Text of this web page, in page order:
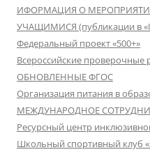
ИФОРМАЦИЯ О
УЧАЩИМИСЯ (публикации в
Федеральный проект «500+»
Всероссийские проверочные
ОБНОВЛЕННЫЕ ФГОС
Организация питания в
МЕЖДУНАРОДНОЕ
Ресурсный центр
Школьный спортивный клуб